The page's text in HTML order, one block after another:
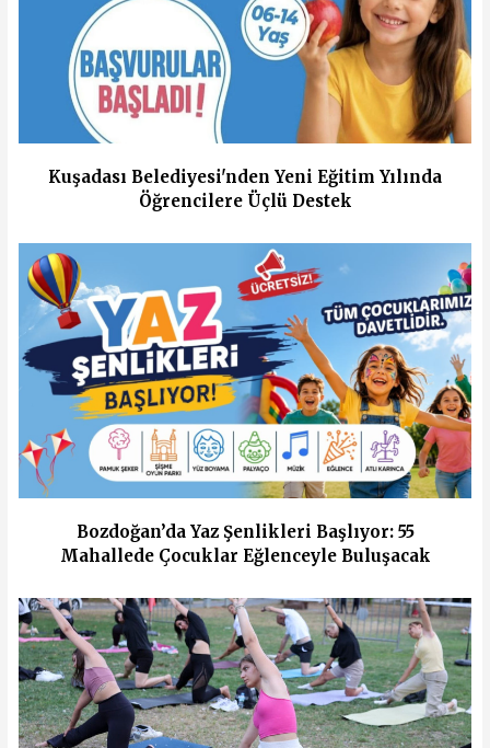
Kuşadası Belediyesi'nden Yeni Eğitim Yılında
Öğrencilere Üçlü Destek
Bozdoğan’da Yaz Şenlikleri Başlıyor: 55
Mahallede Çocuklar Eğlenceyle Buluşacak